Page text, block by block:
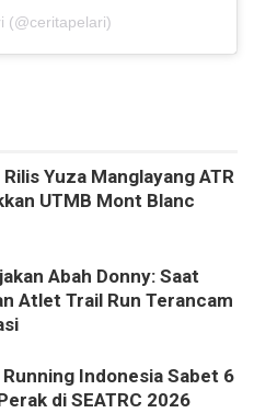
(@ceritapelari)
Yuza Manglayang ATR
UTMB Mont Blanc
Abah Donny: Saat
Atlet Trail Run Terancam
Indonesia Sabet 6
di SEATRC 2026